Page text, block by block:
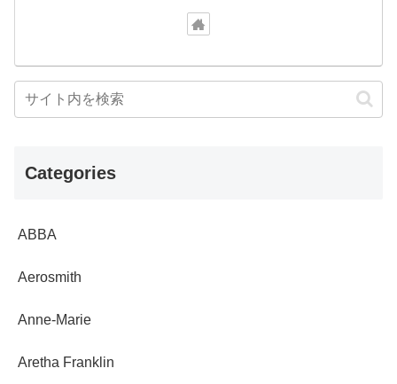
Categories
ABBA
Aerosmith
Anne-Marie
Aretha Franklin